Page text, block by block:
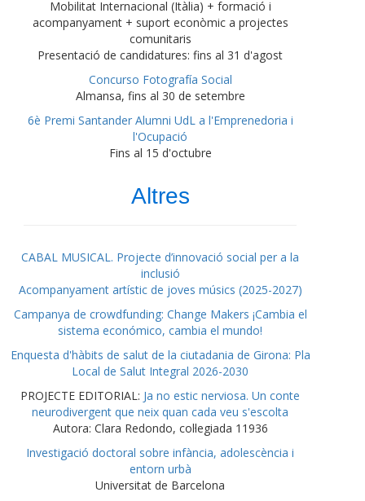
Mobilitat Internacional (Itàlia) + formació i
acompanyament + suport econòmic a projectes
comunitaris
Presentació de candidatures: fins al 31 d'agost
Concurso Fotografía Social
Almansa, fins al 30 de setembre
6è Premi Santander Alumni UdL a l'Emprenedoria i
l'Ocupació
Fins al 15 d'octubre
Altres
CABAL MUSICAL. Projecte d’innovació social per a la
inclusió
Acompanyament artístic de joves músics (2025-2027)
Campanya de crowdfunding: Change Makers ¡Cambia el
sistema económico, cambia el mundo!
Enquesta d'hàbits de salut de la ciutadania de Girona: Pla
Local de Salut Integral 2026-2030
PROJECTE EDITORIAL: Ja no estic nerviosa. Un conte
neurodivergent que neix quan cada veu s'escolta
Autora: Clara Redondo, col·legiada 11936
Investigació doctoral sobre infància, adolescència i
entorn urbà
Universitat de Barcelona